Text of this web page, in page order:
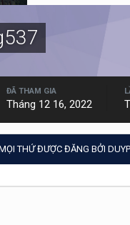
ĐÃ THAM GIA
Tháng 12 16, 2022
THỨ ĐƯỢC ĐĂNG BỞI